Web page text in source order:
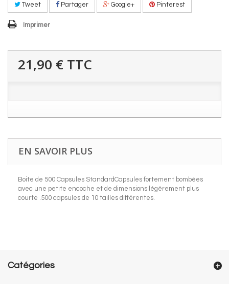
Tweet Partager Google+ Pinterest
Imprimer
21,90 € TTC
EN SAVOIR PLUS
Boite de 500 Capsules StandardCapsules fortement bombées
avec une petite encoche et de dimensions légèrement plus
courte .500 capsules de 10 tailles différentes.
Catégories